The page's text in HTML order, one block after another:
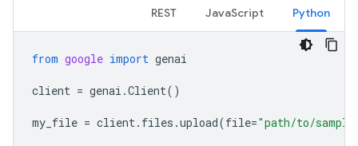
Python
JavaScript
REST
from google import genai
client = genai .Client()
my_file = client. files .upload(file="path/to/